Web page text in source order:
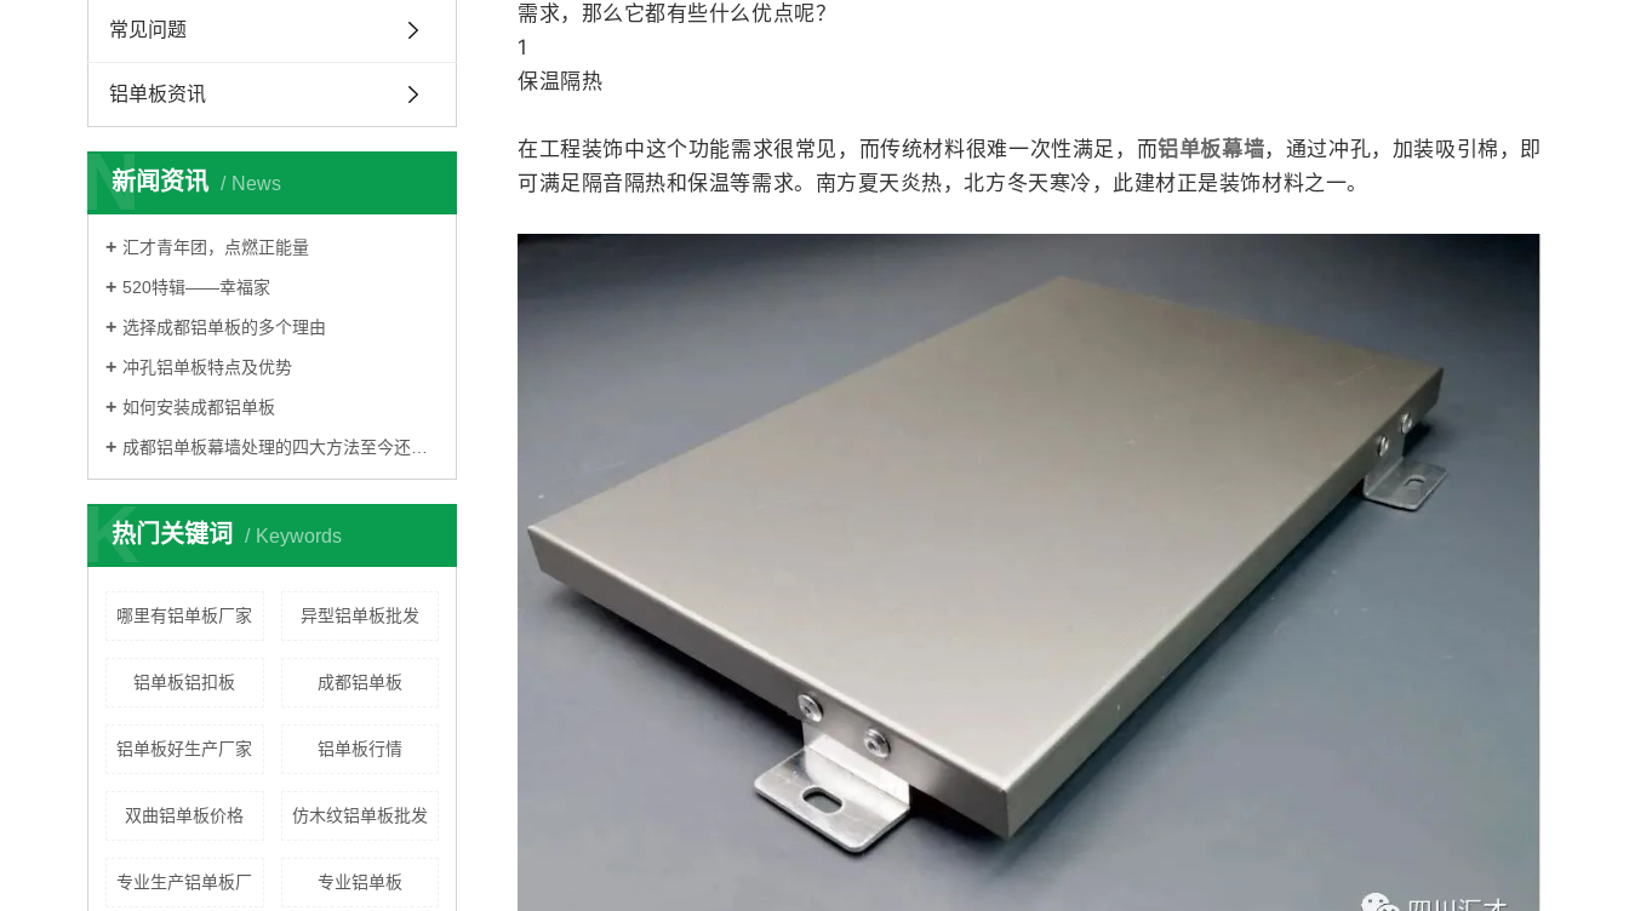
常见问题
铝单板资讯
新闻资讯 News
N
汇才青年团，点燃正能量
520特辑——幸福家
选择成都铝单板的多个理由
冲孔铝单板特点及优势
如何安装成都铝单板
成都铝单板幕墙处理的四大方法至今还少数人知道，
热门关键词 Keywords
K
哪里有铝单板厂家 异型铝单板批发
铝单板铝扣板 成都铝单板
铝单板好生产厂家 铝单板行情
双曲铝单板价格 仿木纹铝单板批发
专业生产铝单板厂 专业铝单板
需求，那么它都有些什么优点呢？
1
保温隔热
在工程装饰中这个功能需求很常见，而传统材料很难一次性满足，而铝单板幕墙，通过冲孔，加装吸引棉，即
可满足隔音隔热和保温等需求。南方夏天炎热，北方冬天寒冷，此建材正是装饰材料之一。